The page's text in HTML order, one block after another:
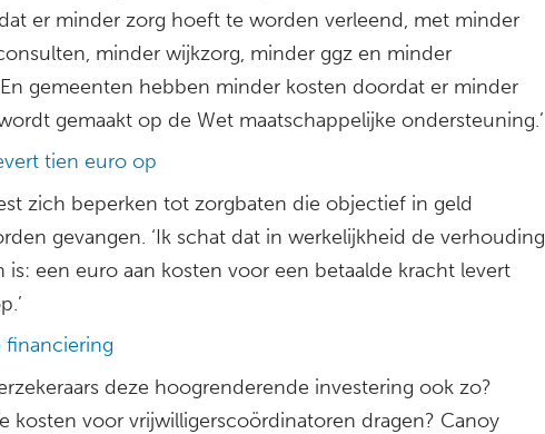
er minder zorg hoeft te worden verleend, met minder
minder wijkzorg, minder ggz en minder
gemeenten hebben minder kosten doordat er minder
gemaakt op de Wet maatschappelijke ondersteuning.’
tien euro op
zich beperken tot zorgbaten die objectief in geld
gevangen. ‘Ik schat dat in werkelijkheid de verhouding
is: een euro aan kosten voor een betaalde kracht levert
financiering
deze hoogrenderende investering ook zo?
kosten voor vrijwilligerscoördinatoren dragen? Canoy